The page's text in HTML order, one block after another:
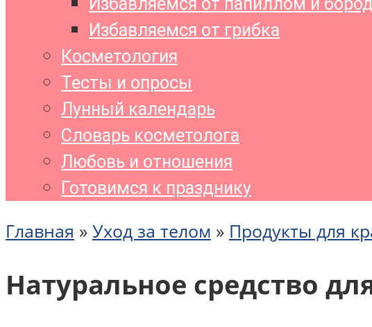
Избавляемся от грибка
Косметология
Тесты и опросы
Лунный календарь
Словарь косметолога
Любовь и отношения
Готовимся к празднику
Главная » Уход за телом » Продукты для
Натуральное средство